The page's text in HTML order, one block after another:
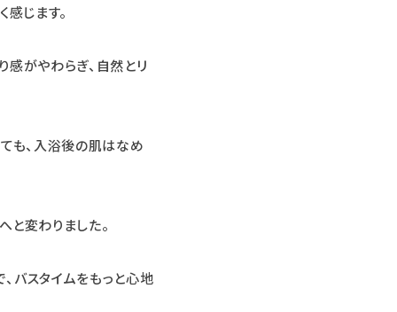
じます。
感がやわらぎ、自然とリ
も、入浴後の肌はなめ
と変わりました。
バスタイムをもっと心地